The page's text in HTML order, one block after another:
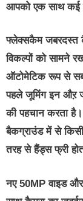
आपको एक साथ कई
फ्लेक्सकैम जबरदस्त
विकल्पों को सामने
ऑटोमेटिक रूप से
पहले जूमिंग इन औऱ
की पहचान करता
बैकग्राउंड में से
तरह से हैंड्स फ्री
नए 50MP वाइड और